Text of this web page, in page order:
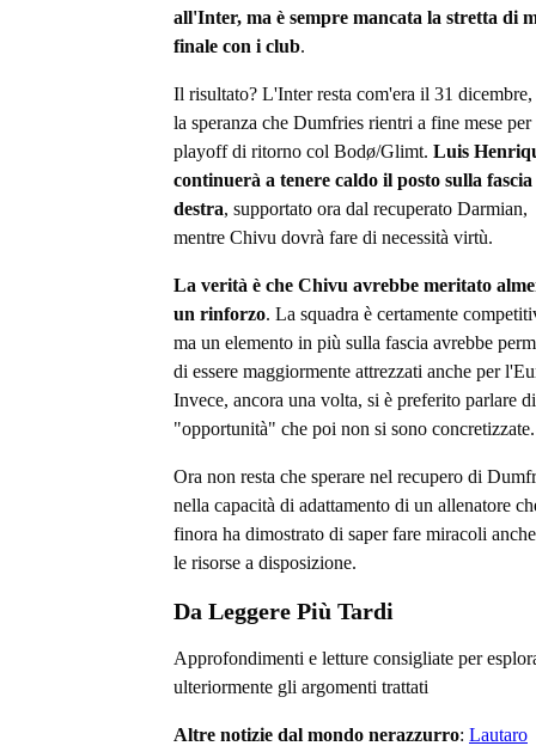
all'Inter, ma è sempre mancata la stretta di
finale con i club.
Il risultato? L'Inter resta com'era il 31
la speranza che Dumfries rientri a fine mese
playoff di ritorno col Bodø/Glimt. Luis
continuerà a tenere caldo il posto sulla fascia
destra, supportato ora dal recuperato Darmian,
mentre Chivu dovrà fare di necessità virtù.
La verità è che Chivu avrebbe meritato
un rinforzo. La squadra è certamente
ma un elemento in più sulla fascia avrebbe
di essere maggiormente attrezzati anche per
Invece, ancora una volta, si è preferito parlare di
"opportunità" che poi non si sono concretizzate.
Ora non resta che sperare nel recupero di
nella capacità di adattamento di un allenatore
finora ha dimostrato di saper fare miracoli
le risorse a disposizione.
Da Leggere Più Tardi
Approfondimenti e letture consigliate per
ulteriormente gli argomenti trattati
Altre notizie dal mondo nerazzurro: Lautaro